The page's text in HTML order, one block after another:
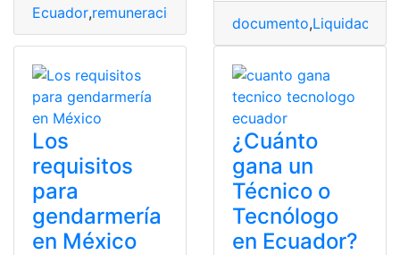
Ecuador,remuneración
documento,Liquidación
Los
requisitos
para
gendarmería
en México
¿Cuánto
gana un
Técnico o
Tecnólogo
en Ecuador?